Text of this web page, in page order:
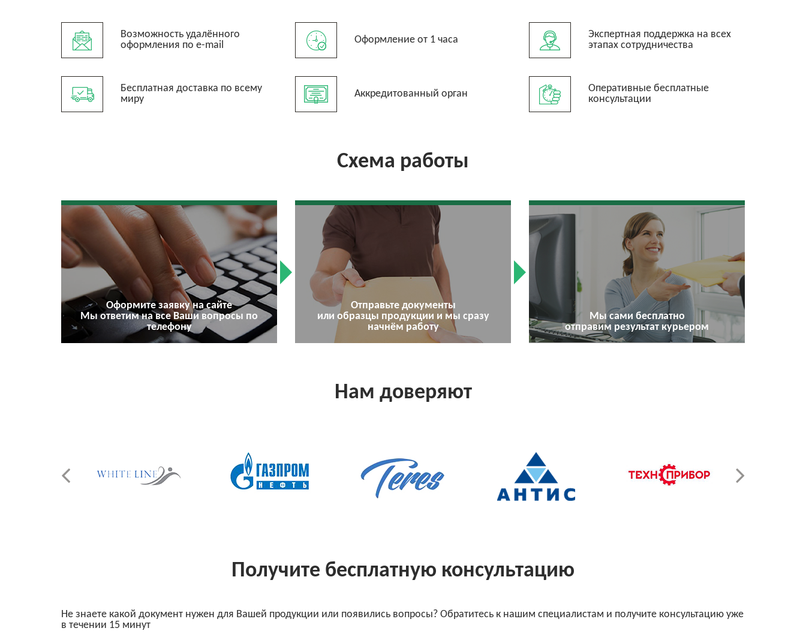
Возможность удалённого
оформления по e-mail
Бесплатная доставка по всему
миру
Оформление от 1 часа
Аккредитованный орган
Экспертная поддержка на всех
этапах сотрудничества
Оперативные бесплатные
консультации
Схема работы
Оформите заявку на сайте
Мы ответим на все Ваши вопросы по
телефону
Отправьте документы
или образцы продукции и мы сразу
начнём работу
Мы сами бесплатно
отправим результат курьером
Нам доверяют
Получите бесплатную консультацию
Не знаете какой документ нужен для Вашей продукции или появились вопросы? Обратитесь к нашим специалистам и получите консультацию уже
в течении 15 минут